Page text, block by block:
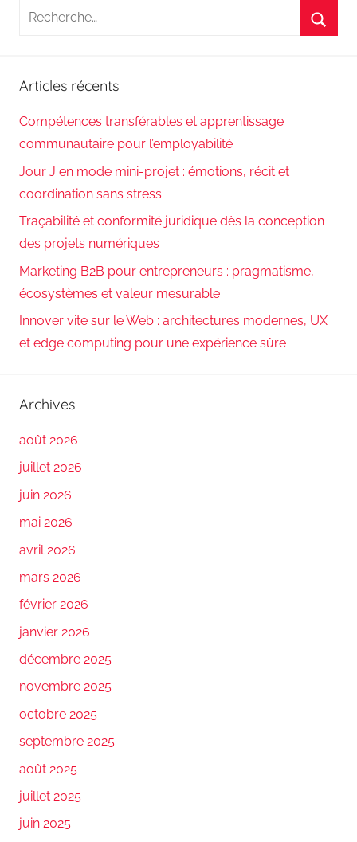
Recherche
Articles récents
Compétences transférables et apprentissage
communautaire pour l’employabilité
Jour J en mode mini-projet : émotions, récit et
coordination sans stress
Traçabilité et conformité juridique dès la conception
des projets numériques
Marketing B2B pour entrepreneurs : pragmatisme,
écosystèmes et valeur mesurable
Innover vite sur le Web : architectures modernes, UX
et edge computing pour une expérience sûre
Archives
août 2026
juillet 2026
juin 2026
mai 2026
avril 2026
mars 2026
février 2026
janvier 2026
décembre 2025
novembre 2025
octobre 2025
septembre 2025
août 2025
juillet 2025
juin 2025